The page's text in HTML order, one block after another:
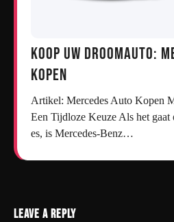
Koop uw droomauto:
kopen
Artikel: Mercedes Auto Kopen Mercedes Auto Kopen:
Een Tijdloze Keuze Als het gaat
es, is Mercedes-Benz…
Leave a Reply